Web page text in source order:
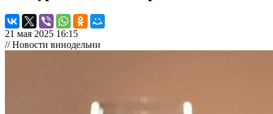
21 мая 2025 16:15
// Новости винодельни